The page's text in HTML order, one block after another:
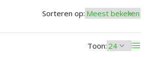
Toon:
Sorteren op: